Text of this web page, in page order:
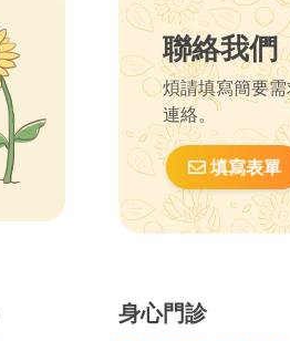
聯絡我們
煩請填寫簡要
連絡。
填寫表單
身心門診